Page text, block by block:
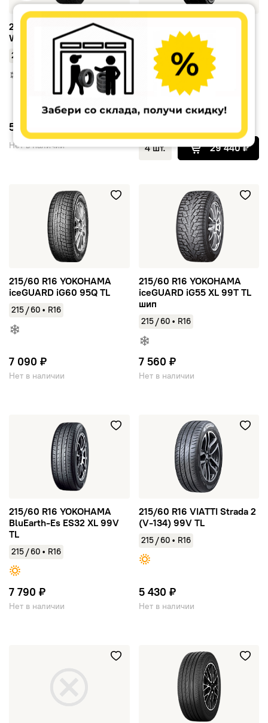
215/60 R16 CORDIANT
Winter Drive 2 99T TL
215
5 780 6 936
Нет в наличии
BluEarth-GT AE51 XL 99V
215/ •R16
7 360 ₽
4 шт. 29 440 ₽
215/60 R16 YOKOHAMA iceGUARD iG60 95Q TL
215/60 R16 YOKOHAMA
iceGUARD iG60 95Q TL
215/60 • R16
7 090 ₽
Нет в наличии
215/60 R16 YOKOHAMA
215/60 R16 YOKOHAMA
iceGUARD iG55 XL 99T TL
шип
215 / 60 • R16
7 560 ₽
Нет в наличии
215/60 R16 YOKOHAMA BluEarth-Es ES32 XL 99V TL
215/60 R16 YOKOHAMA
BluEarth-Es ES32 XL 99V
TL
215/60 • R16
7 790 ₽
Нет в наличии
215/60 R16 VIATTI Strada 2
215/60 R16 VIATTI Strada 2
(V-134) 99V TL
215 / 60 • R16
5 430 ₽
Нет в наличии
215/60 R16 VIATTI Brina Nordico (V-522) 95T TL шип
215/60 R16 TORERO MP47